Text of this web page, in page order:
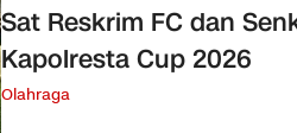
Sat Reskrim FC dan
Kapolresta Cup 2026
Olahraga